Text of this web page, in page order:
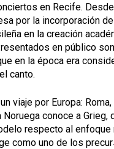
en Recife.
por la incorporación
en la creación
en público
en la época era
canto.
viaje por Europa:
Noruega conoce a Grieg,
respecto al enfoque
como uno de los